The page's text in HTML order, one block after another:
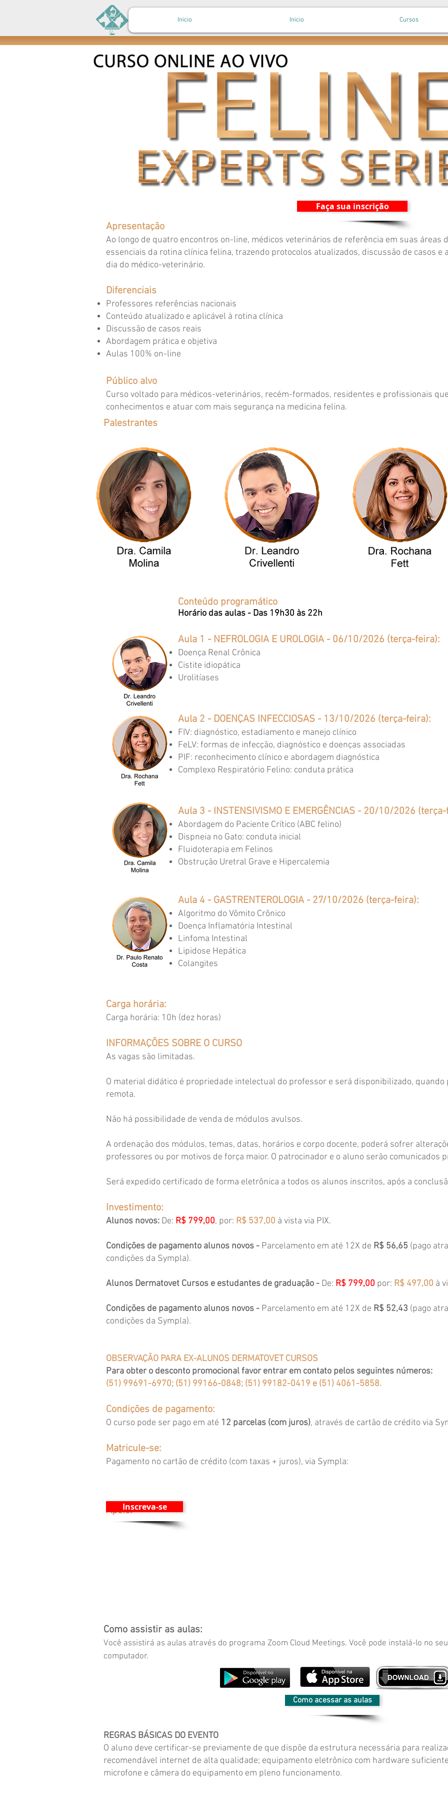
Inicio Inicio Cursos
Apresentação
Ao longo de quatro encontros on-line, médicos veterinários de referência em suas áreas
essenciais da rotina clínica felina, trazendo protocolos atualizados, discussão de casos e
dia do médico-veterinário.
Diferenciais
Professores referências nacionais
Conteúdo atualizado e aplicável à rotina clínica
Discussão de casos reais
Abordagem prática e objetiva
Aulas 100% on-line
Público alvo
Curso voltado para médicos-veterinários, recém-formados, residentes e profissionais
conhecimentos e atuar com mais segurança na medicina felina.
Faça sua inscrição
Palestrantes
Conteúdo programático
Horário das aulas - Das 19h30 às 22h
Aula 1 - NEFROLOGIA E UROLOGIA - 06/10/2026 (terça-feira):
⁠Doença Renal Crônica
⁠Cistite idiopática
⁠Urolitíases
Aula 2 - DOENÇAS INFECCIOSAS - 13/10/2026 (terça-feira):
FIV: diagnóstico, estadiamento e manejo clínico
FeLV: formas de infecção, diagnóstico e doenças associadas
PIF: reconhecimento clínico e abordagem diagnóstica
Complexo Respiratório Felino: conduta prática
Aula 3 - INSTENSIVISMO E EMERGÊNCIAS - 20/10/2026
Abordagem do Paciente Crítico (ABC felino)
Dispneia no Gato: conduta inicial
Fluidoterapia em Felinos
Obstrução Uretral Grave e Hipercalemia
Aula 4 - GASTRENTEROLOGIA - 27/10/2026 (terça-feira):
Algoritmo do Vômito Crônico
Doença Inflamatória Intestinal
Linfoma Intestinal
Lipidose Hepática
⁠Colangites
Carga horária:
Carga horária: 10h (dez horas)
INFORMAÇÕES SOBRE O CURSO
As vagas são limitadas.
O material didático é propriedade intelectual do professor e será disponibilizado, quando
remota.
Não há possibilidade de venda de módulos avulsos.
A ordenação dos módulos, temas, datas, horários e corpo docente, poderá sofrer
professores ou por motivos de força maior. O patrocinador e o aluno serão comunicados
Será expedido certificado de forma eletrônica a todos os alunos inscritos, após a
Investimento:
Alunos novos: De: R$ 799,00, por: R$ 537,00 à vista via PIX.
Condições de pagamento alunos novos - Parcelamento em até 12X de R$ 56,65 (pago
condições da Sympla).
Alunos Dermatovet Cursos e estudantes de graduação - De: R$ 799,00 por: R$ 497,00 à
Condições de pagamento alunos novos - Parcelamento em até 12X de R$ 52,43 (pago
condições da Sympla).
OBSERVAÇÃO PARA EX-ALUNOS DERMATOVET CURSOS
Para obter o desconto promocional favor entrar em contato pelos seguintes números:
(51) 99691-6970; (51) 99166-0848; (51) 99182-0419 e (51) 4061-5858.
Condições de pagamento:
O curso pode ser pago em até 12 parcelas (com juros), através de cartão de crédito via
Matricule-se:
Pagamento no cartão de crédito (com taxas + juros), via Sympla:
Apoio:Inscreva-se
Como assistir as aulas:
Você assistirá as aulas através do programa Zoom Cloud Meetings. Você pode instalá-lo no
computador.
REGRAS BÁSICAS DO EVENTO
O aluno deve certificar-se previamente de que dispõe da estrutura necessária para
recomendável internet de alta qualidade; equipamento eletrônico com hardware
microfone e câmera do equipamento em pleno funcionamento.
Como acessar as aulas